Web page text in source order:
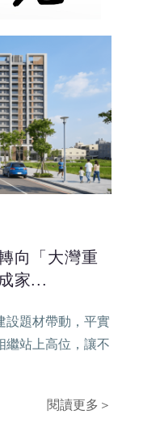
向「大灣重
家...
設題材帶動，平實
繼站上高位，讓不
閱讀更多＞